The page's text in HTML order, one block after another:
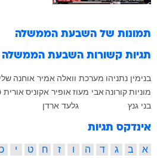
תמונות של השבעת הממשלה
תגיות קשורות השבעת הממשלה
בנימין נתניהו מערכת וואלה אמיר אוחנה
מוניותקורונה אבי מעוז אופיר אקוניס אורית
בני גנץ
גלעד ארדן
אינדקס תגיות
א ב ג ד ה ו ז ח ט י כ